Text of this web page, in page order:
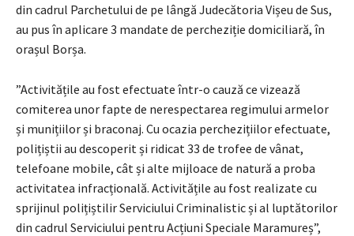
din cadrul Parchetului de pe lângă Judecătoria Vișeu de Sus,
au pus în aplicare 3 mandate de percheziție domiciliară, în
orașul Borșa.
”Activitățile au fost efectuate într-o cauză ce vizează
comiterea unor fapte de nerespectarea regimului armelor
și munițiilor și braconaj. Cu ocazia perchezițiilor efectuate,
polițiștii au descoperit și ridicat 33 de trofee de vânat,
telefoane mobile, cât și alte mijloace de natură a proba
activitatea infracțională. Activitățile au fost realizate cu
sprijinul polițiștilir Serviciului Criminalistic și al luptătorilor
din cadrul Serviciului pentru Acțiuni Speciale Maramureș”,